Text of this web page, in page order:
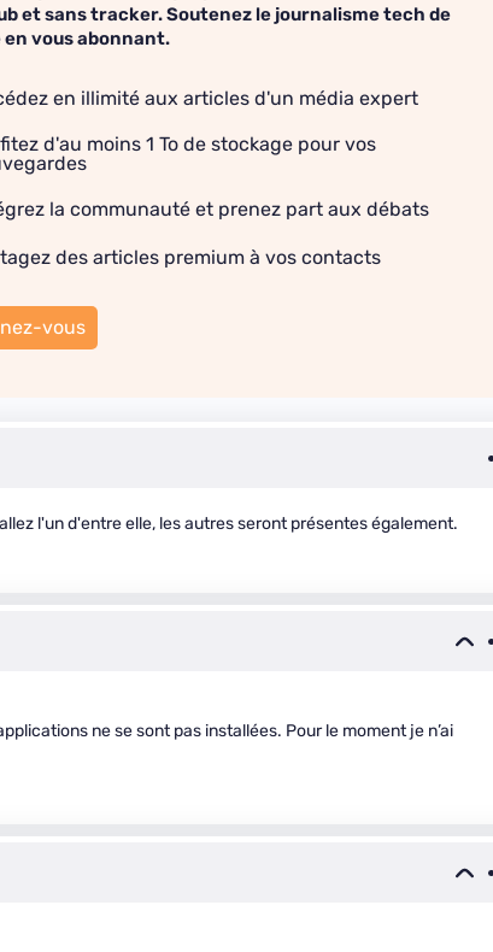
et sans tracker. Soutenez le journalisme tech de
vous abonnant.
en illimité aux articles d'un média expert
d'au moins 1 To de stockage pour vos
la communauté et prenez part aux débats
des articles premium à vos contacts
vous
l'un d'entre elle, les autres seront présentes également.
ne se sont pas installées. Pour le moment je n’ai